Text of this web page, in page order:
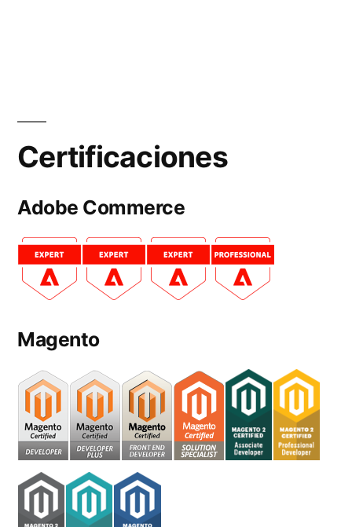
Certificaciones
Adobe Commerce
Magento